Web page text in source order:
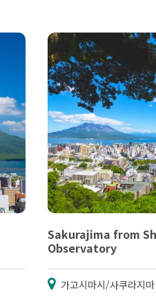
Sakurajima from
Observatory
가고시마시/사쿠라지마